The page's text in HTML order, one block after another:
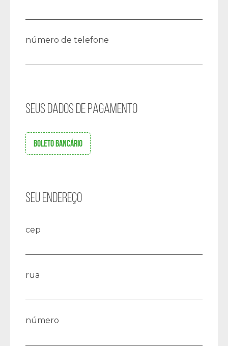
número de telefone
SEUS DADOS DE PAGAMENTO
BOLETO BANCÁRIO
SEU ENDEREÇO
cep
rua
número